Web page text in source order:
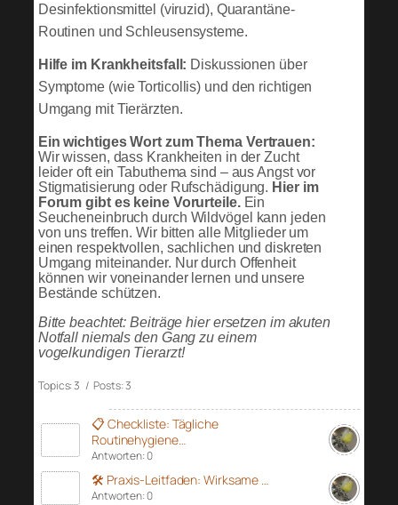
Desinfektionsmittel (viruzid), Quarantäne-
Routinen und Schleusensysteme.
Hilfe im Krankheitsfall: Diskussionen über
Symptome (wie Torticollis) und den richtigen
Umgang mit Tierärzten.
Ein wichtiges Wort zum Thema Vertrauen:
Wir wissen, dass Krankheiten in der Zucht
leider oft ein Tabuthema sind – aus Angst vor
Stigmatisierung oder Rufschädigung. Hier im
Forum gibt es keine Vorurteile.Ein
Seucheneinbruch durch Wildvögel kann jeden
von uns treffen. Wir bitten alle Mitglieder um
einen respektvollen, sachlichen und diskreten
Umgang miteinander. Nur durch Offenheit
können wir voneinander lernen und unsere
Bestände schützen.
Bitte beachtet: Beiträge hier ersetzen im akuten
Notfall niemals den Gang zu einem
vogelkundigen Tierarzt!
Topics: 3 / Posts: 3
📋 Checkliste: Tägliche
Routinehygiene…
Antworten: 0
🛠️ Praxis-Leitfaden: Wirksame …
Antworten: 0